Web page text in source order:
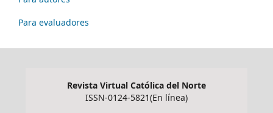
Para evaluadores
Revista Virtual Católica del Norte
ISSN-0124-5821(En línea)